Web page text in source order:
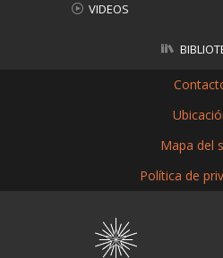
VIDEOS
Mapa del
Política de